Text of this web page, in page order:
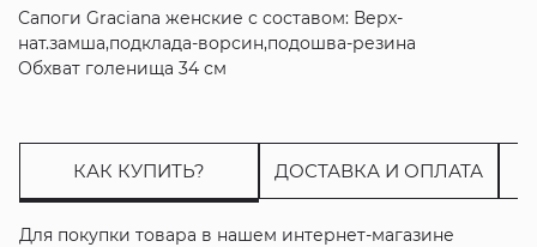
Сапоги Graciana женские с составом: Верх-
нат.замша,подклада-ворсин,подошва-резина
Обхват голенища 34 см
КАК КУПИТЬ? ДОСТАВКА И ОПЛАТА
Для покупки товара в нашем интернет-магазине